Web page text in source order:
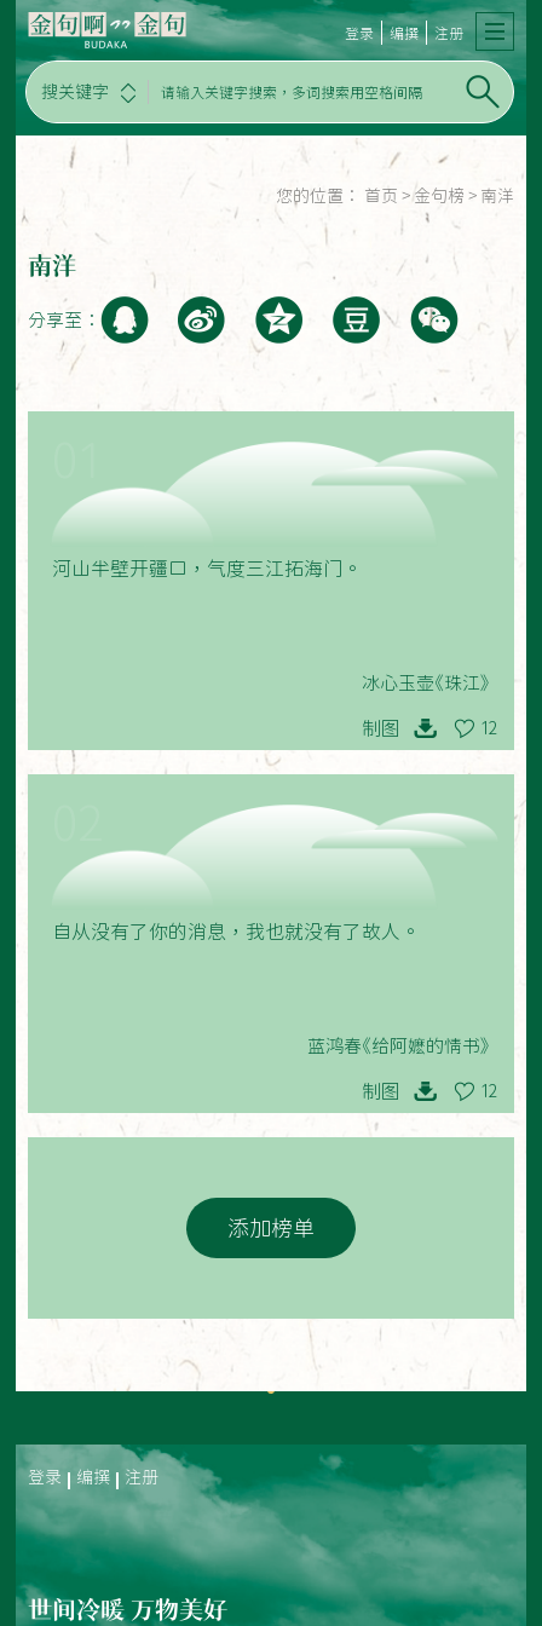
搜关键字
登录 编撰 注册
您的位置： 首页 > 金句榜 > 南洋
南洋
分享至：
河山半壁开疆口，气度三江拓海门。
冰心玉壶《珠江》
制图 12
自从没有了你的消息，我也就没有了故人。
蓝鸿春《给阿嬷的情书》
制图 12
添加榜单
登录 编撰 注册
世间冷暖 万物美好